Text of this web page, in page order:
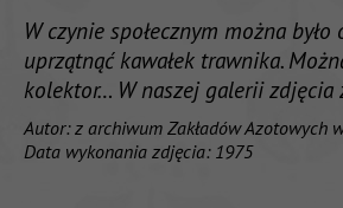
W czynie społecznym można
uprzątnąć kawałek trawnika.
kolektor… W naszej galerii zdjęcia
Autor: z archiwum Zakładów Azotowych
Data wykonania zdjęcia: 1975